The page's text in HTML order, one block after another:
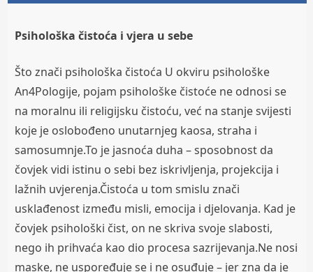
Psihološka čistoća i vjera u sebe
Što znači psihološka čistoća U okviru psihološke
An4Pologije, pojam psihološke čistoće ne odnosi se
na moralnu ili religijsku čistoću, već na stanje svijesti
koje je oslobođeno unutarnjeg kaosa, straha i
samosumnje.To je jasnoća duha – sposobnost da
čovjek vidi istinu o sebi bez iskrivljenja, projekcija i
lažnih uvjerenja.Čistoća u tom smislu znači
usklađenost između misli, emocija i djelovanja. Kad je
čovjek psihološki čist, on ne skriva svoje slabosti,
nego ih prihvaća kao dio procesa sazrijevanja.Ne nosi
maske, ne uspoređuje se i ne osuđuje – jer zna da je